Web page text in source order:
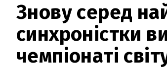
Знову серед
синхроністки
чемпіонаті